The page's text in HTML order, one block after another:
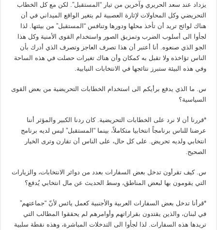
يزداد عند سعد الحريري وآخرين من تيار “المستقبل”. لكن مع كل الخطاب
التحريضي وكل المحاولات لإثارة العصبية لم يتغير الواقع الميداني في أن
هناك لوائح تريد أن تأخذ محلها ودورها وتنافس “المستقبل” من بيئتها. لذا
لجأوا الى أسلوب الضرب وتمزيق الصور واستخدام القوى الأمنية وكل هذا
الجو الذي صنعوه. أنا أعتبر أن هذا تصرف العاجز وتصرف الذي أدرك بأن
الناس تؤاخذه ولا تقبل به كمكان وأن هناك تغيرات حصلت في هذه الساحة
وفي هذه البيئة ستبرز نتائجها في الانتخابات النيابية.
س. ما الذي يدفع برأيكم الى استخدام الخطابات التحريضية من بعض القوى
السياسية؟
*قررنا أن لا نرد على الخطابات التحريضية. كان ردنا الكبير والمؤثر أننا
عرضنا للناس برنامجاً انتخابيا متكاملاً، بينما “المستقبل” ليس لديه برنامج
انتخابي ولديه تحريض. على كل حال، على الناس أن تقارن وترى الخيار
الصحيح.
س. كيف تقرأون تدخل بعض السفارات بعدد من دوائر الانتخابات، والزيارات
التي يقومون بها لبعض المناطق، وسط الحديث عن مال انتخابي يُدفع؟
*قرأنا تدخل بعض السفارات العربية والأجنبية كعمل يائس لأنّ “جماعتهم”
في لبنان، والذين يقتدون بقراراتهم وأوامرهم لم يحققوا المطالب التي
تريدها هذه السفارات. لذا لجأوا الى التدخلات المباشرة، وهذه نقطة سلبية